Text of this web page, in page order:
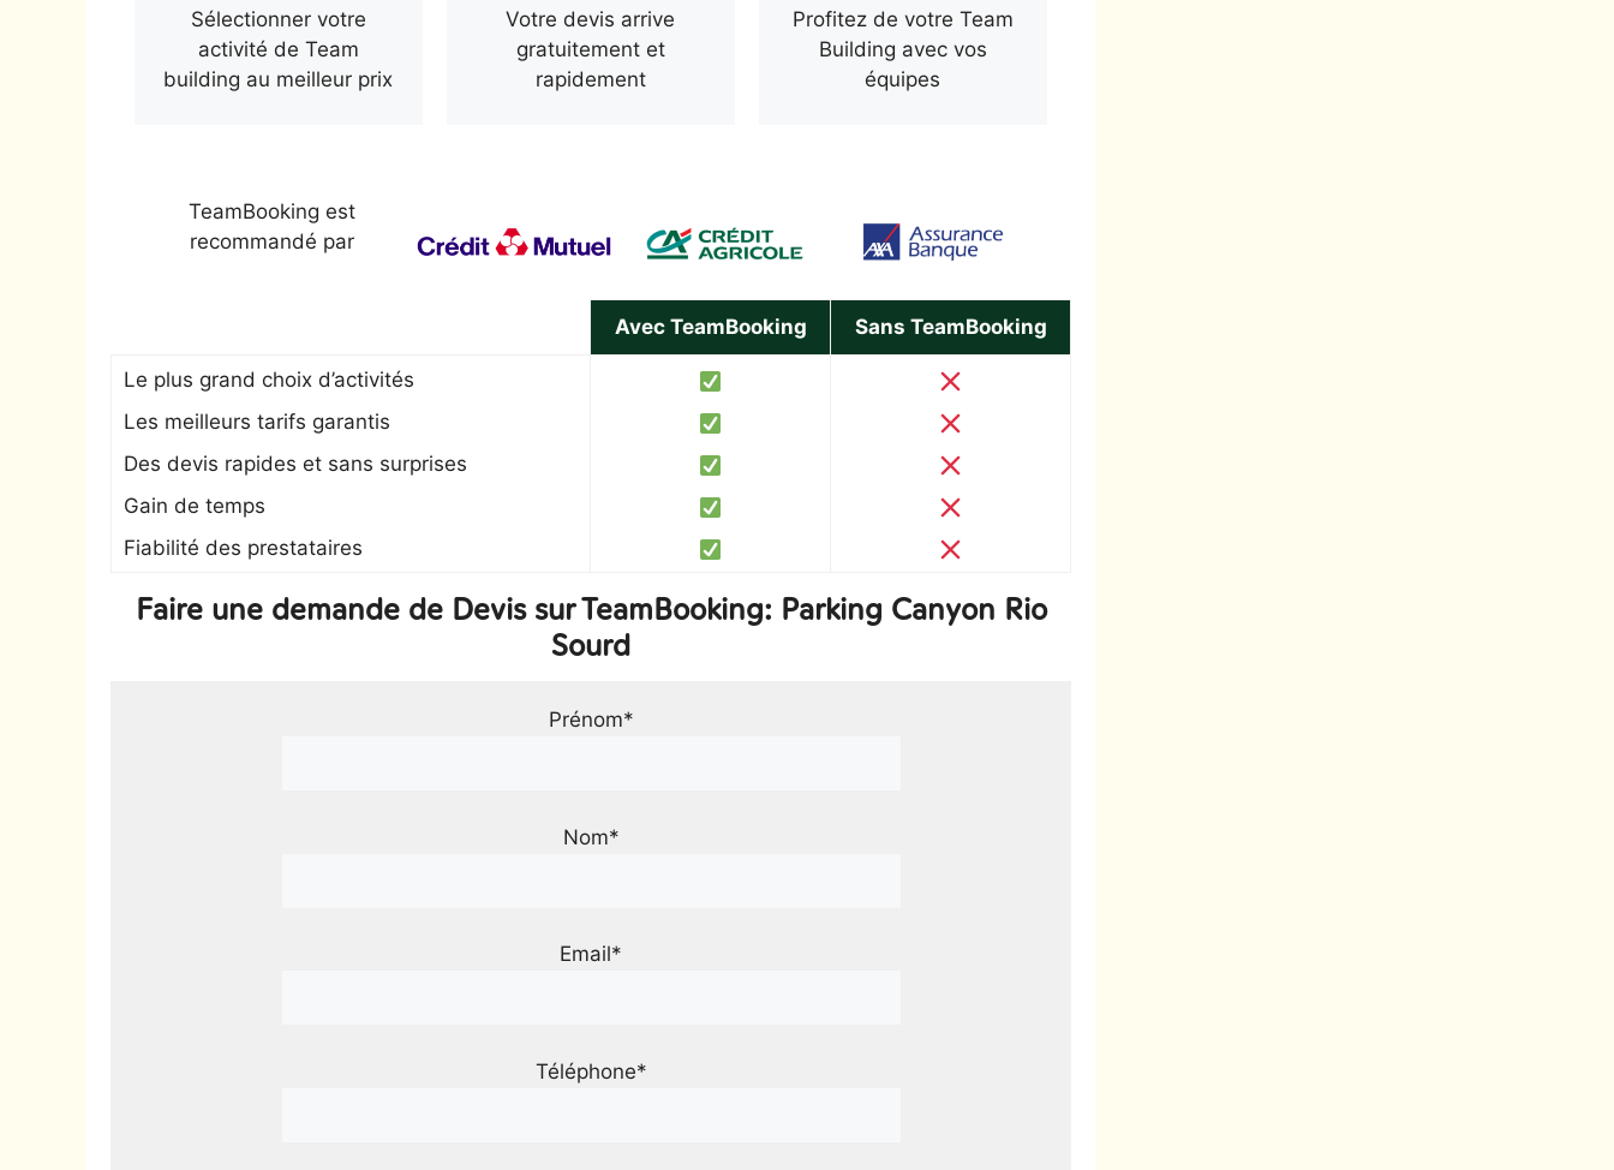
Sélectionner votre
activité de Team
building au meilleur prix
Votre devis arrive
gratuitement et
rapidement
Profitez de votre Team
Building avec vos
équipes
TeamBooking est
recommandé par
Avec TeamBooking Sans TeamBooking
Le plus grand choix d’activités
Les meilleurs tarifs garantis
Des devis rapides et sans surprises
Gain de temps
Fiabilité des prestataires
Faire une demande de Devis sur TeamBooking: Parking Canyon Rio
Sourd
Prénom*
Nom*
Email*
Téléphone*